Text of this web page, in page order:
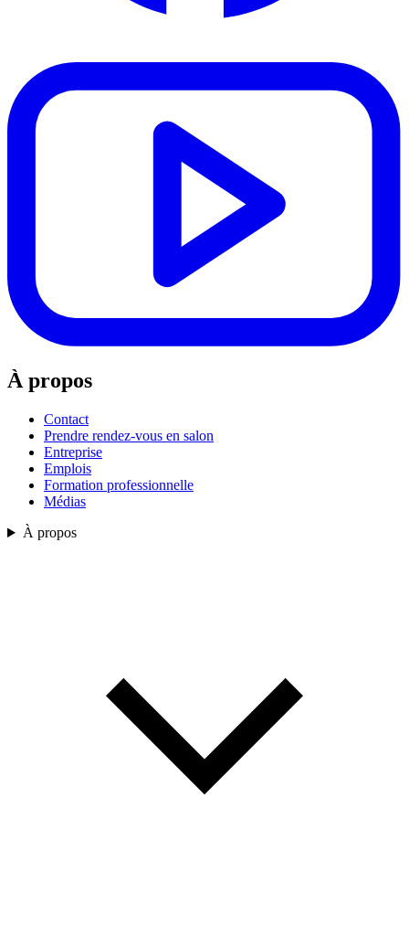
À propos
Contact
Prendre rendez-vous en salon
Entreprise
Emplois
Formation professionnelle
Médias
À propos